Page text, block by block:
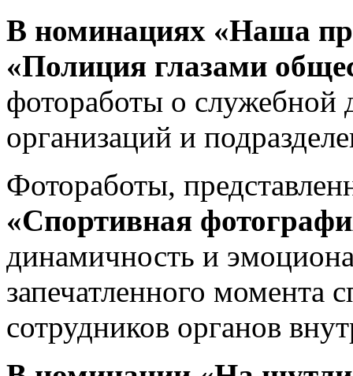
В номинациях «Наша
«Полиция глазами
фотоработы о служебной
организаций и
Фотоработы,
«Спортивная
динамичность и
запечатленного момента
сотрудников органов